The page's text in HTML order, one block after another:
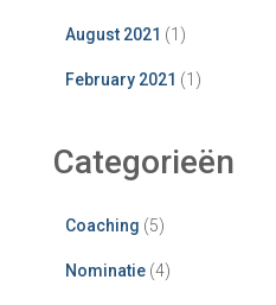
August 2021 (1)
February 2021 (1)
Categorieën
Coaching (5)
Nominatie (4)